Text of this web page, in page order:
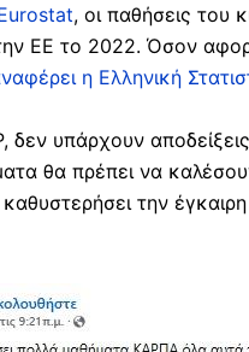
, οι παθήσεις του
ΕΕ το 2022. Όσον
η Ελληνική
δεν υπάρχουν
θα πρέπει να
την έγκαιρη